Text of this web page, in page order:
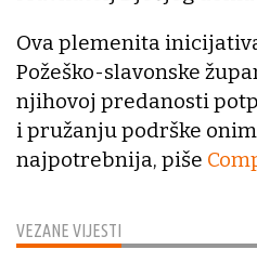
VEZANE VIJESTI
Ova plemenita
Požeško-slavonske
njihovoj predanosti
i pružanju podrške
najpotrebnija, piše